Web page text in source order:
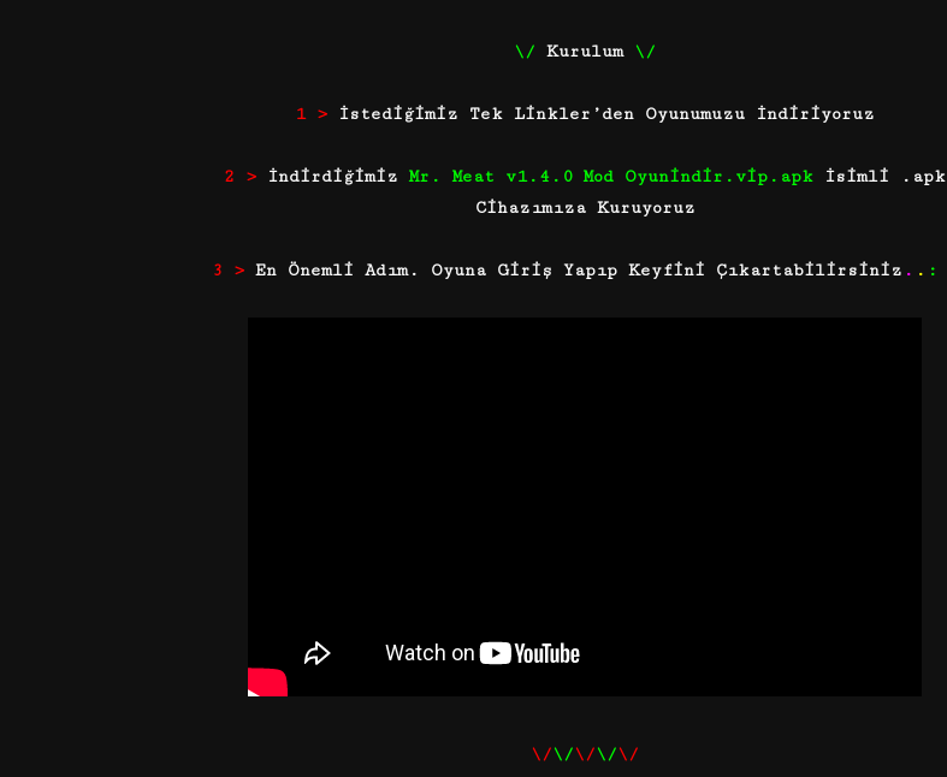
\/ Kurulum \/
1 > İstediğimiz Tek Linkler’den Oyunumuzu İndiriyoruz
2 > İndirdiğimizMr. Meat v1.4.0 Mod Oyunindir.vip.apk İsimli .apk
Cihazımıza Kuruyoruz
3 > En Önemli Adım. Oyuna Giriş Yapıp Keyfini Çıkartabilirsiniz . . :
\/\/\/\/\/